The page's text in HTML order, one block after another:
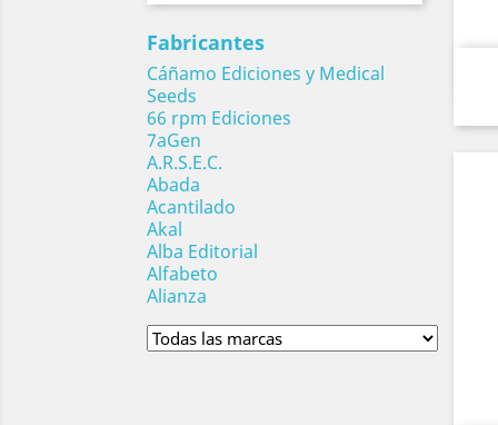
Fabricantes
Cáñamo Ediciones y Medical
Seeds
66 rpm Ediciones
7aGen
A.R.S.E.C.
Abada
Acantilado
Akal
Alba Editorial
Alfabeto
Alianza